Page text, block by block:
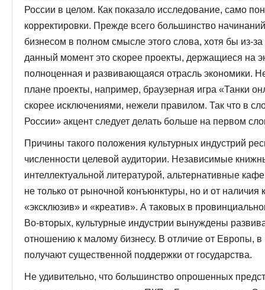
России в целом. Как показало исследование, само
корректировки. Прежде всего большинство
бизнесом в полном смысле этого слова, хотя бы из-
данный момент это скорее проекты, держащиеся на
полноценная и развивающаяся отрасль экономики.
плане проекты, например, браузерная игра «Танки
скорее исключениями, нежели правилом. Так что в
России» акцент следует делать больше на первом
Причины такого положения культурных индустрий
численности целевой аудитории. Независимые
интеллектуальной литературой, альтернативные
не только от рыночной конъюнктуры, но и от наличия
«эксклюзив» и «креатив». А таковых в
Во-вторых, культурные индустрии вынуждены
отношению к малому бизнесу. В отличие от Европы, в
получают существенной поддержки от государства.
Не удивительно, что большинство опрошенных